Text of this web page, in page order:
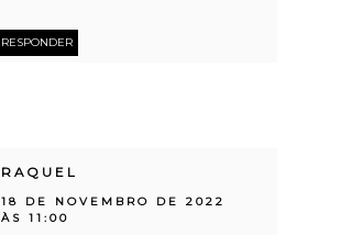
RESPONDER
RAQUEL
18 DE NOVEMBRO DE 2022
ÀS 11:00